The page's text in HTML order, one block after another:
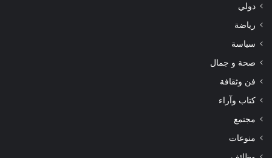
دولي
رياضة
سياسة
صحة و جمال
فن وثقافة
كتاب وآراء
مجتمع
منوعات